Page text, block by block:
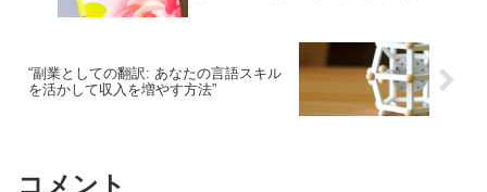
“副業としての翻訳: あなたの言語スキル
を活かして収入を増やす方法”
コメント